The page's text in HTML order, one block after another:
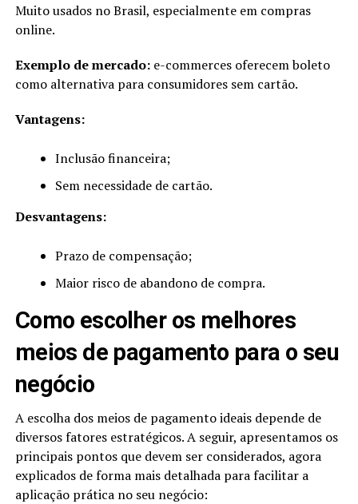
Muito usados no Brasil, especialmente em compras
online.
Exemplo de mercado:e-commerces oferecem boleto
como alternativa para consumidores sem cartão.
Vantagens:
Inclusão financeira;
Sem necessidade de cartão.
Desvantagens:
Prazo de compensação;
Maior risco de abandono de compra.
Como escolher os melhores
meios de pagamento para o seu
negócio
A escolha dos meios de pagamento ideais depende de
diversos fatores estratégicos. A seguir, apresentamos os
principais pontos que devem ser considerados, agora
explicados de forma mais detalhada para facilitar a
aplicação prática no seu negócio: